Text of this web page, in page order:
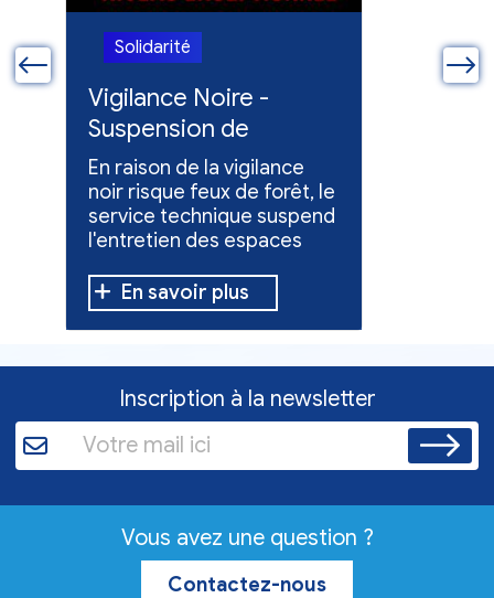
Solidarité
Vigilance Noire -
Suspension de
l'entretien des
espaces verts
En raison de la vigilance
noir risque feux de forêt, le
service technique suspend
l'entretien des espaces
En savoir plus
Feux
Inscription à la newsletter
Vous avez une question ?
Contactez-nous